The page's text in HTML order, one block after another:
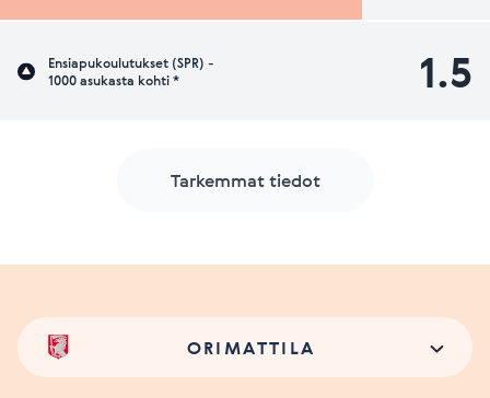
Ensiapukoulutukset (SPR) -
1000 asukasta kohti *
1.5
Tarkemmat tiedot
ORIMATTILA